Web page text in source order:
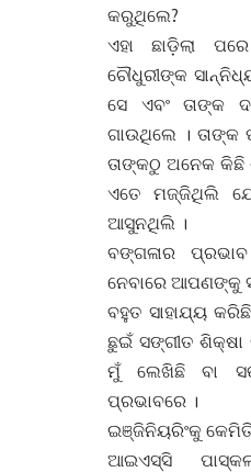
କରୁଥିଲେ?
ଏହା ଛାଡ଼ିଲା
ଚୌଧୁରୀଙ୍କ
ସେ ଏବଂ ତାଙ୍କ
ଗାଉଥିଲେ ।
ତାଙ୍କଠୁ ଅନେକ କିଛି
ଏତେ ମଜ୍ଜିଥିଲି
ଆସୁନଥିଲି ।
ବଙ୍ଗଳାର
ନେବାରେ ଆପଣଙ୍କୁ
ବହୁତ ସାହାଯ୍ୟ
ଛୁଇଁ ସଙ୍ଗୀତ ଶିକ୍ଷା
ମୁଁ ଲେଖିଛି ବା
ପ୍ରଭାବରେ ।
ଇଞ୍ଜିନିୟରିଂକୁ କେମିତି
ଆଇଏସ୍ସି